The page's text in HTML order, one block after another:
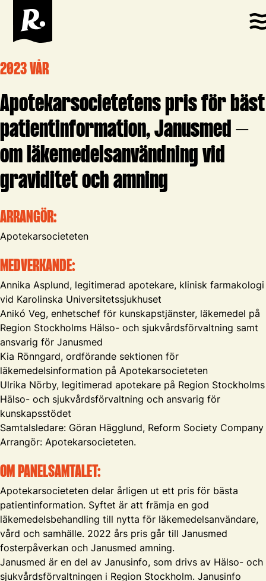
2023 VÅR
Apotekarsocietetens pris för bäst
patientinformation, Janusmed –
om läkemedelsanvändning vid
graviditet och amning
ARRANGÖR:
Apotekarsocieteten
MEDVERKANDE:
Annika Asplund, legitimerad apotekare, klinisk farmakologi
vid Karolinska Universitetssjukhuset
Anikó Veg, enhetschef för kunskapstjänster, läkemedel på
Region Stockholms Hälso- och sjukvårdsförvaltning samt
ansvarig för Janusmed
Kia Rönngard, ordförande sektionen för
läkemedelsinformation på Apotekarsocieteten
Ulrika Nörby, legitimerad apotekare på Region Stockholms
Hälso- och sjukvårdsförvaltning och ansvarig för
kunskapsstödet
Samtalsledare: Göran Hägglund, Reform Society Company
Arrangör: Apotekarsocieteten.
OM PANELSAMTALET:
Apotekarsocieteten delar årligen ut ett pris för bästa
patientinformation. Syftet är att främja en god
läkemedelsbehandling till nytta för läkemedelsanvändare,
vård och samhälle. 2022 års pris går till Janusmed
fosterpåverkan och Janusmed amning.
Janusmed är en del av Janusinfo, som drivs av Hälso- och
sjukvårdsförvaltningen i Region Stockholm. Janusinfo